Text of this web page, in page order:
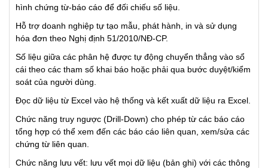
hình chứng từ-báo cáo để đối chiếu số liệu.
Hỗ trợ doanh nghiệp tự tạo mẫu, phát hành, in và sử dụng
hóa đơn theo Nghị định 51/2010/NĐ-CP.
Số liệu giữa các phân hệ được tự động chuyển thẳng vào sổ
cái theo các tham số khai báo hoặc phải qua bước duyệt/kiểm
soát của người dùng.
Đọc dữ liệu từ Excel vào hệ thống và kết xuất dữ liệu ra Excel.
Chức năng truy ngược (Drill-Down) cho phép từ các báo cáo
tổng hợp có thể xem đến các báo cáo liên quan, xem/sửa các
chứng từ liên quan.
Chức năng lưu vết: lưu vết mọi dữ liệu (bản ghi) với các thông